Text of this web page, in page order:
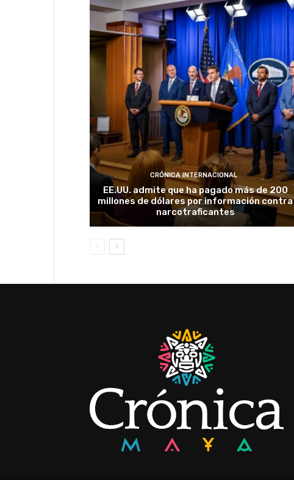
CRÓNICA INTERNACIONAL
EE.UU. admite que ha pagado más de 200
millones de dólares por información contra
narcotraficantes